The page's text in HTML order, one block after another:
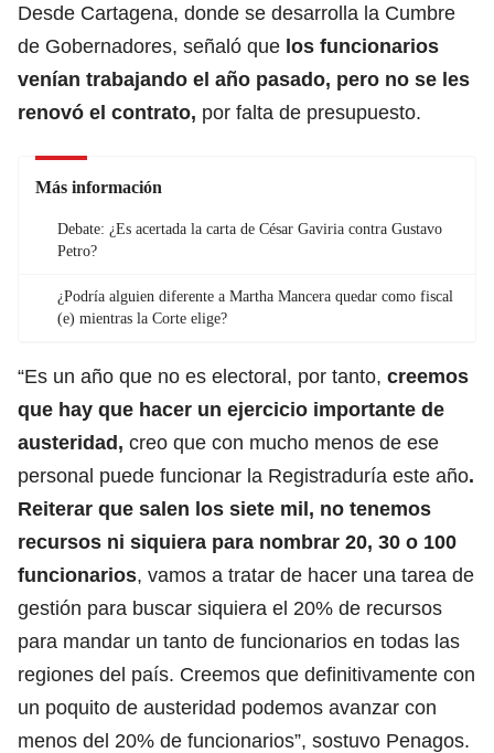
Desde Cartagena, donde se desarrolla la Cumbre
de Gobernadores, señaló que los funcionarios
venían trabajando el año pasado, pero no se les
renovó el contrato, por falta de presupuesto.
Más información
Debate: ¿Es acertada la carta de César Gaviria contra Gustavo
Petro?
¿Podría alguien diferente a Martha Mancera quedar como fiscal
(e) mientras la Corte elige?
“Es un año que no es electoral, por tanto, creemos
que hay que hacer un ejercicio importante de
austeridad, creo que con mucho menos de ese
personal puede funcionar la Registraduría este año.
Reiterar que salen los siete mil, no tenemos
recursos ni siquiera para nombrar 20, 30 o 100
funcionarios, vamos a tratar de hacer una tarea de
gestión para buscar siquiera el 20% de recursos
para mandar un tanto de funcionarios en todas las
regiones del país. Creemos que definitivamente con
un poquito de austeridad podemos avanzar con
menos del 20% de funcionarios”, sostuvo Penagos.